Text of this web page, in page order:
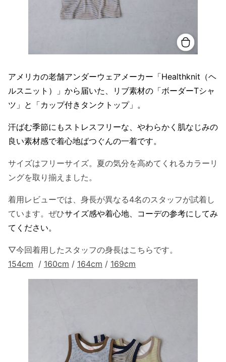
アメリカの老舗アンダーウェアメーカー「Healthknit（ヘ
ルスニット）」から届いた、リブ素材の「ボーダーTシャ
ツ」と「カップ付きタンクトップ」。
汗ばむ季節にもストレスフリーな、やわらかく肌なじみの
良い素材感で着心地ばつぐんの一着です。
サイズはフリーサイズ。夏の気分を高めてくれるカラーリ
ングを取り揃えました。
着用レビューでは、身長が異なる4名のスタッフが試着し
ています。ぜひサイズ感や着心地、コーデの参考にしてみ
てください。
▽今回着用したスタッフの身長はこちらです。
154cm / 160cm / 164cm / 169cm